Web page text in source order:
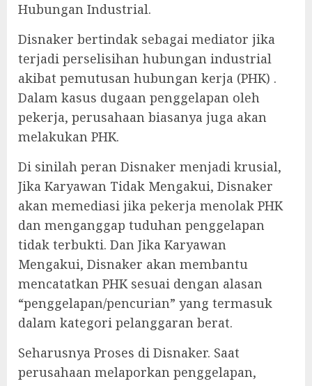
Hubungan Industrial.
‎Disnaker bertindak sebagai mediator jika
terjadi perselisihan hubungan industrial
akibat pemutusan hubungan kerja (PHK) .
Dalam kasus dugaan penggelapan oleh
pekerja, perusahaan biasanya juga akan
melakukan PHK.
‎Di sinilah peran Disnaker menjadi krusial,
Jika Karyawan Tidak Mengakui, Disnaker
akan memediasi jika pekerja menolak PHK
dan menganggap tuduhan penggelapan
tidak terbukti. Dan Jika Karyawan
Mengakui, Disnaker akan membantu
mencatatkan PHK sesuai dengan alasan
“penggelapan/pencurian” yang termasuk
dalam kategori pelanggaran berat.
‎Seharusnya Proses di Disnaker. Saat
perusahaan melaporkan penggelapan,